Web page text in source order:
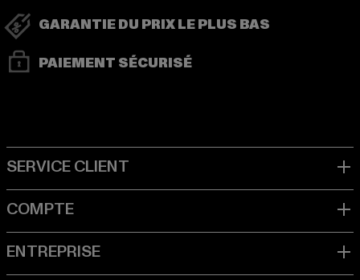
GARANTIE DU PRIX LE PLUS BAS
PAIEMENT SÉCURISÉ